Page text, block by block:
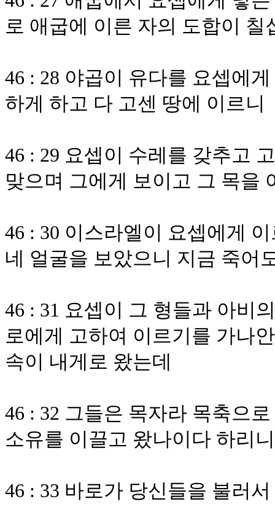
로 애굽에 이른 자의 도합이 칠
46 : 28 야곱이 유다를 요셉에
하게 하고 다 고센 땅에 이르니
46 : 29 요셉이 수레를 갖추고
맞으며 그에게 보이고 그 목을
46 : 30 이스라엘이 요셉에게
네 얼굴을 보았으니 지금 죽어
46 : 31 요셉이 그 형들과 아비
로에게 고하여 이르기를 가나
속이 내게로 왔는데
46 : 32 그들은 목자라 목축으
소유를 이끌고 왔나이다 하리니
46 : 33 바로가 당신들을 불러